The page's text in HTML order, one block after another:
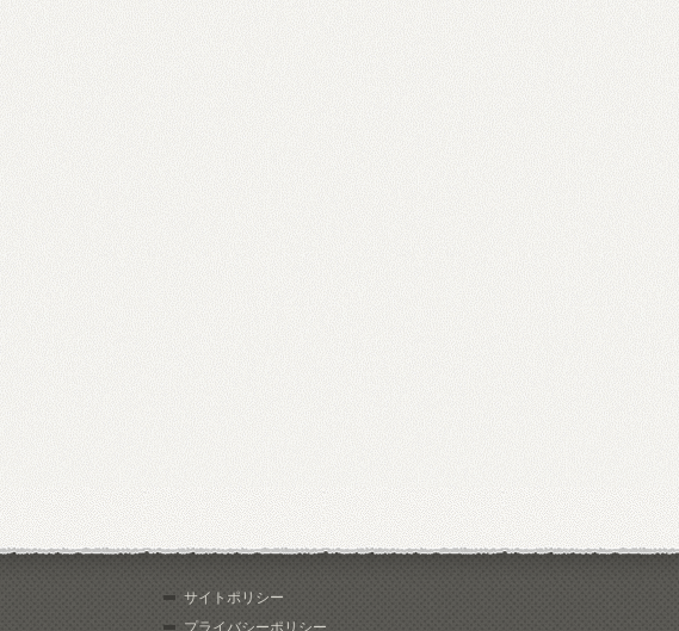
サイトポリシー
プライバシーポリシー